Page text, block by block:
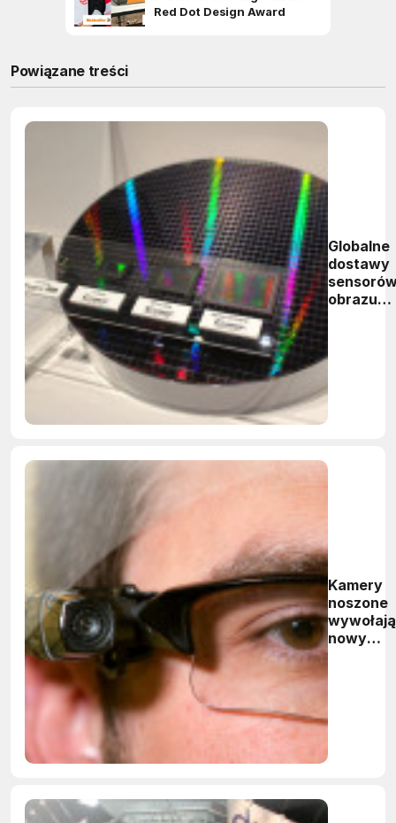
Powiązane treści
Globalne
dostawy
obrazu
Kamery
noszone
wywołają
nowy